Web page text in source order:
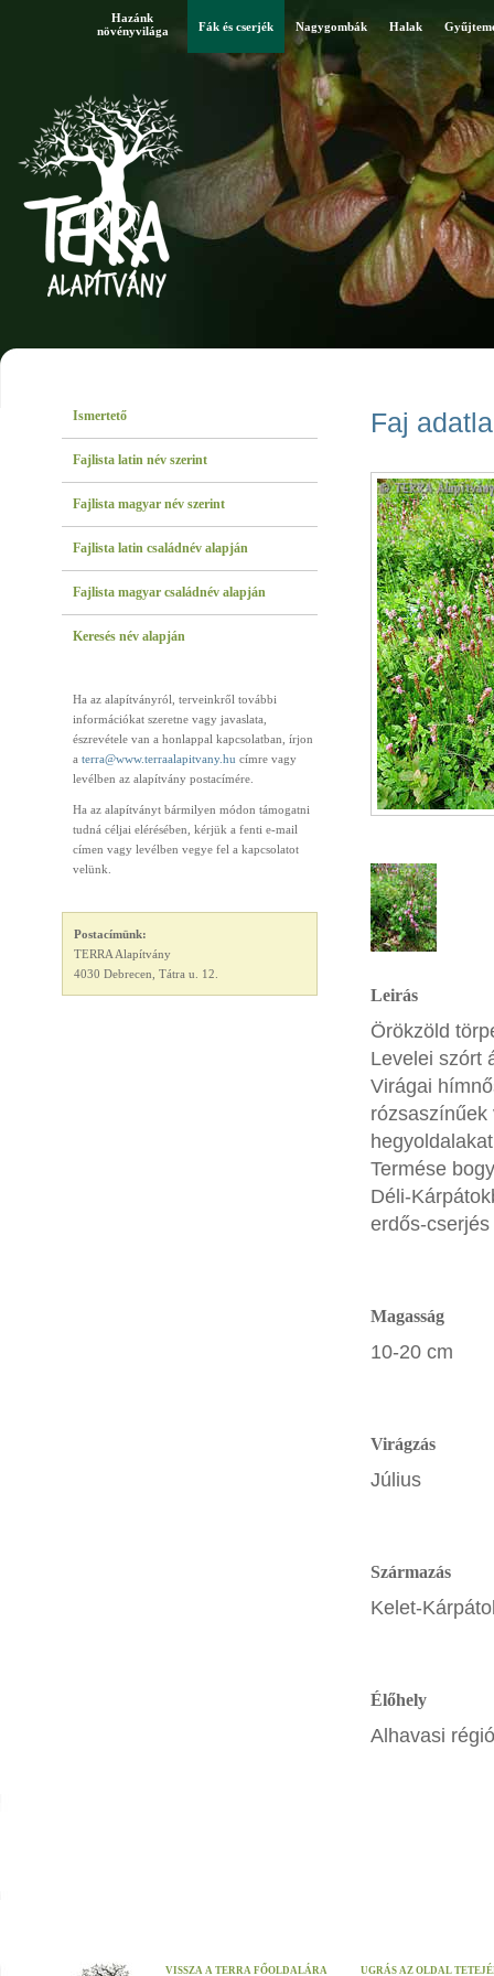
Hazánk
növényvilága
Fák és cserjék Nagygombák Halak
Ismertető
Fajlista latin név szerint
Fajlista magyar név szerint
Fajlista latin családnév alapján
Fajlista magyar családnév alapján
Keresés név alapján
Ha az alapítványról, terveinkről további
információkat szeretne vagy javaslata,
észrevétele van a honlappal kapcsolatban, írjon
a terra@www.terraalapitvany.hu címre vagy
levélben az alapítvány postacímére.
Ha az alapítványt bármilyen módon támogatni
tudná céljai elérésében, kérjük a fenti e-mail
címen vagy levélben vegye fel a kapcsolatot
velünk.
Postacímünk:
TERRA Alapítvány
4030 Debrecen, Tátra u. 12.
Faj
Leirás
Örökzöld
Levelei szórt
Virágai
rózsaszínűek
Termése
Déli-
erdős-
Magasság
10-20 cm
Virágzás
Július
Származás
Kelet-
Élőhely
Alhavasi
VISSZA A TERRA FŐOLDALÁRA UGRÁS AZ OLDAL